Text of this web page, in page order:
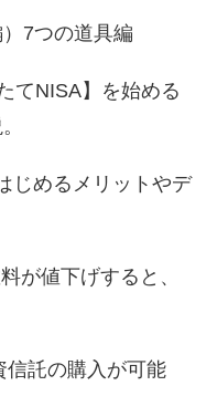
7つの道具編
てNISA】を始める
じめるメリットやデ
が値下げすると、
信託の購入が可能